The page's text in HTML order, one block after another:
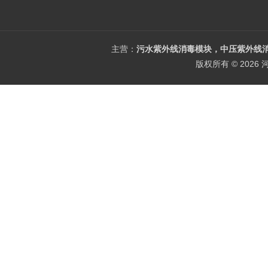
主营： 污水紫外线消毒模块，中压紫外线
版权所有 © 2026